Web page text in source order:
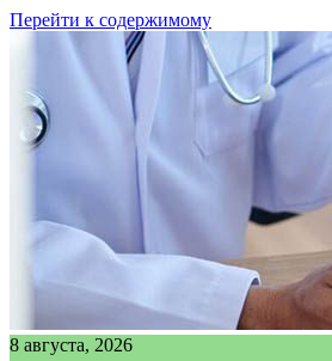
Перейти к содержимому
8 августа, 2026